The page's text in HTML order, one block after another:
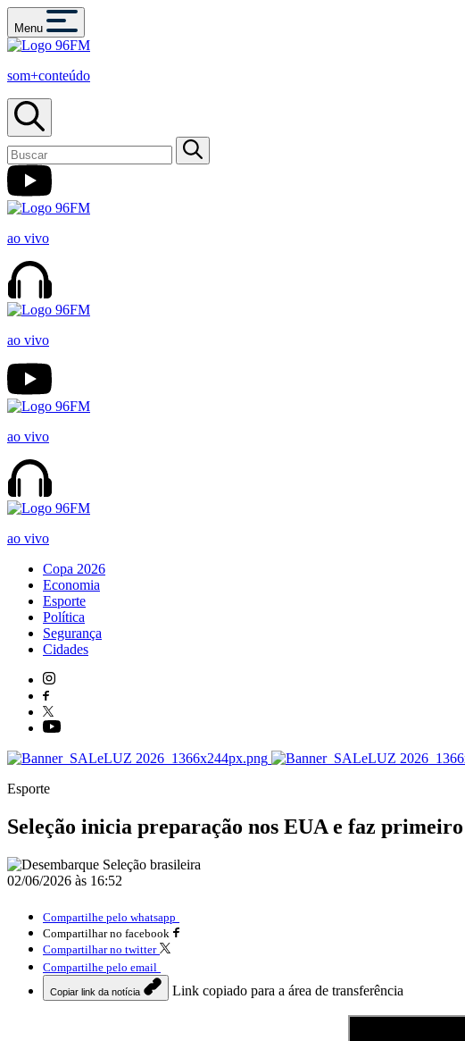
Menu
som+conteúdo
ao vivo
ao vivo
ao vivo
ao vivo
Copa 2026
Economia
Esporte
Política
Segurança
Cidades
Esporte
Seleção inicia preparação nos EUA e faz
02/06/2026 às 16:52
Compartilhe pelo whatsapp
Compartilhar no facebook
Compartilhar no twitter
Compartilhe pelo email
Copiar link da notícia Link copiado para a área de transferência